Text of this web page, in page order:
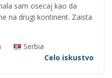
sam osecaj kao da
na drugi kontinent. Zaista
Serbia
Celo iskustvo